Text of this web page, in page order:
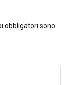
obbligatori sono